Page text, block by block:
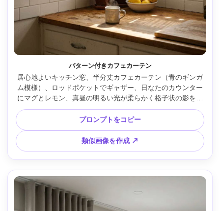
パターン付きカフェカーテン
居心地よいキッチン窓、半分丈カフェカーテン（青のギンガ
ム模様）、ロッドポケットでギャザー、日なたのカウンター
にマグとレモン、真昼の明るい光が柔らかく格子状の影を作
る、白いサブウェイタイルの壁、Fujifilm GFX100・45mm・
f/3.5、温かなライフスタイルインテリア、写実的な生地とス
テッチ --ar 4:5
プロンプトをコピー
類似画像を作成 ↗